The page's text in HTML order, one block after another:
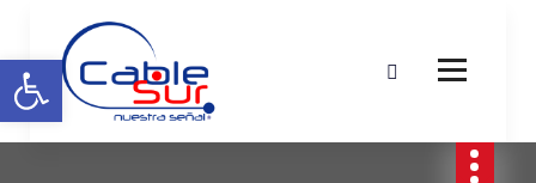
Abrir barra de herramientas
l
a
r